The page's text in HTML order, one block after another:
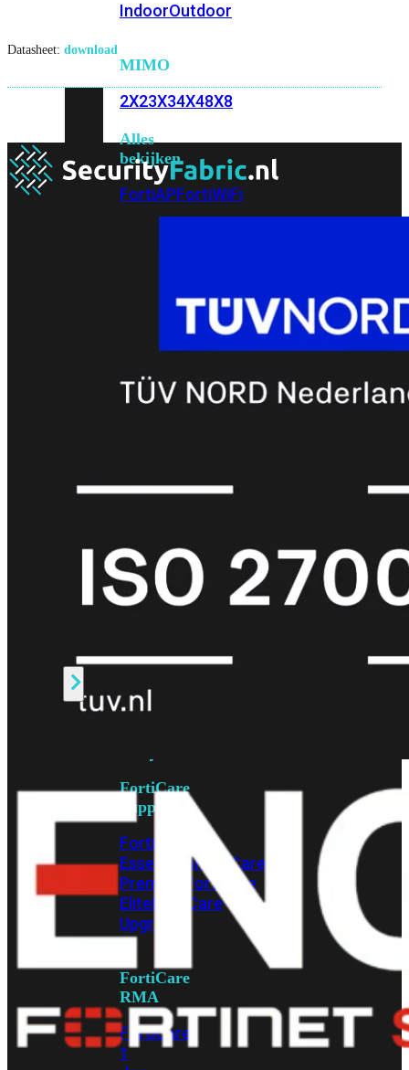
IndoorOutdoor
MIMO
2X23X34X48X8
Alles
bekijken
FortiAPFortiWiFi
30GFortiWiFi
31GFortiWiFi
60FFortiWiFi
71G FortiWiFi
80FFortiWiFi
81F
Licentie
Alle
FortiCare
Support
FortiCare
EssentialsFortiCare
Premium
FortiCare
EliteFortiCare
Upgrades
FortiCare
RMA
FortiCare
1
Datasheet: download